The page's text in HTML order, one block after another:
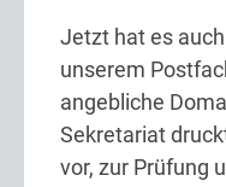
Jetzt hat es
unserem
angebliche
Sekretariat
vor, zur Prüfung